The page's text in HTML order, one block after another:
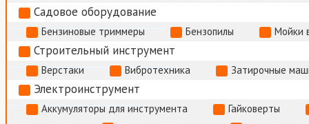
Садовое оборудование
Бензиновые триммеры Бензопилы Мойки
Строительный инструмент
Верстаки Вибротехника Затирочные
Электроинструмент
Аккумуляторы для инструмента
Гайковерты